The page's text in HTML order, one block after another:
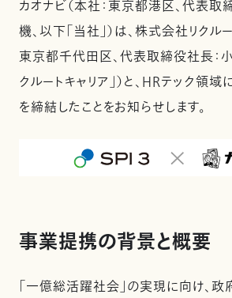
カオナビ（本社：東京都港区、代表取
機、以下「当社」）は、株式会社リクル
東京都千代田区、代表取締役社長：小
クルートキャリア」）と、HRテック領
を締結したことをお知らせします。
事業提携の背景と概要
「一億総活躍社会」の実現に向け、政